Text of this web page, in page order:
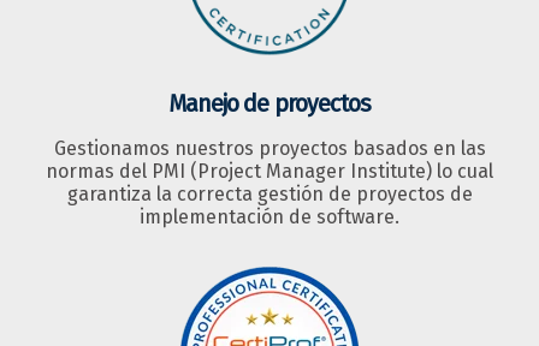
Manejo de proyectos
Gestionamos nuestros proyectos basados en las
normas del PMI (Project Manager Institute) lo cual
garantiza la correcta gestión de proyectos de
implementación de software.